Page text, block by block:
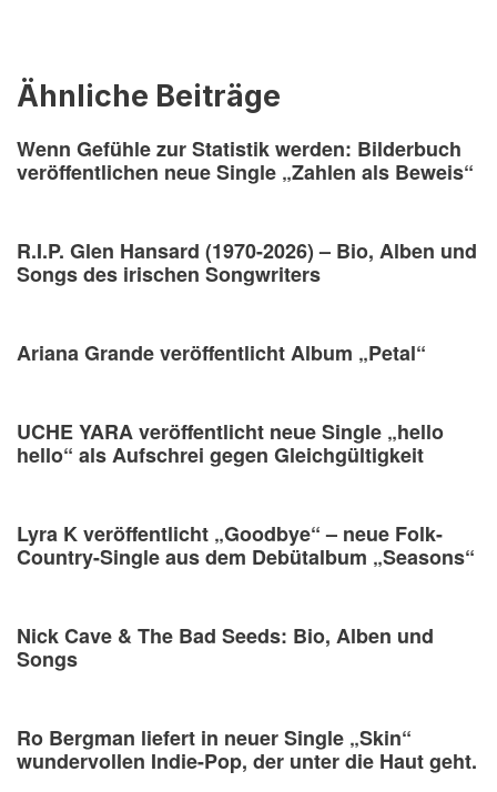
Ähnliche Beiträge
Wenn Gefühle zur Statistik werden: Bilderbuch
veröffentlichen neue Single „Zahlen als Beweis“
R.I.P. Glen Hansard (1970-2026) – Bio, Alben und
Songs des irischen Songwriters
Ariana Grande veröffentlicht Album „Petal“
UCHE YARA veröffentlicht neue Single „hello
hello“ als Aufschrei gegen Gleichgültigkeit
Lyra K veröffentlicht „Goodbye“ – neue Folk-
Country-Single aus dem Debütalbum „Seasons“
Nick Cave & The Bad Seeds: Bio, Alben und
Songs
Ro Bergman liefert in neuer Single „Skin“
wundervollen Indie-Pop, der unter die Haut geht.